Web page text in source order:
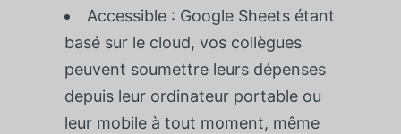
Accessible : Google Sheets étant
basé sur le cloud, vos collègues
peuvent soumettre leurs dépenses
depuis leur ordinateur portable ou
leur mobile à tout moment, même